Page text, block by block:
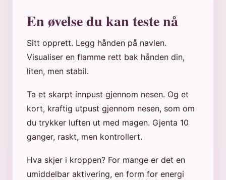
En øvelse du kan teste nå
Sitt opprett. Legg hånden på navlen.
Visualiser en flamme rett bak hånden din,
liten, men stabil.
Ta et skarpt innpust gjennom nesen. Og et
kort, kraftig utpust gjennom nesen, som om
du trykker luften ut med magen. Gjenta 10
ganger, raskt, men kontrollert.
Hva skjer i kroppen? For mange er det en
umiddelbar aktivering, en form for energi